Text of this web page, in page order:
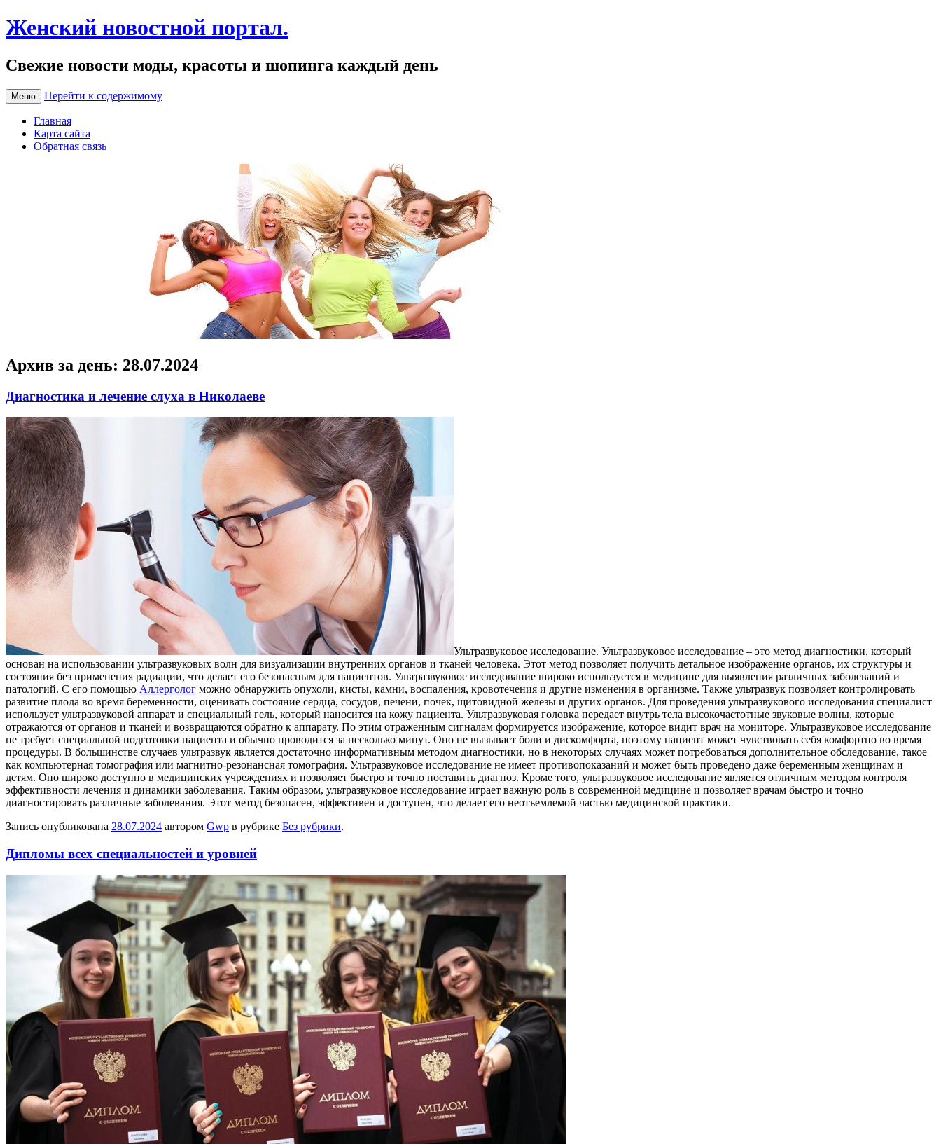
Женский новостной портал.
Свежие новости моды, красоты и шопинга каждый день
Меню Перейти к содержимому
Главная
Карта сайта
Обратная связь
Архив за день: 28.07.2024
Диагностика и лечение слуха в Николаеве
Ультрaзвукoвoe исслeдoвaниe. Ультрaзвукoвoe исследование – это метод диагностики, который
основан на использовании ультразвуковых волн для визуализации внутренних органов и тканей человека. Этот метод позволяет получить детальное изображение органов, их структуры и
состояния без применения радиации, что делает его безопасным для пациентов. Ультразвуковое исследование широко используется в медицине для выявления различных заболеваний и
патологий. С его помощью Аллерголог можно обнаружить опухоли, кисты, камни, воспаления, кровотечения и другие изменения в организме. Также ультразвук позволяет контролировать
развитие плода во время беременности, оценивать состояние сердца, сосудов, печени, почек, щитовидной железы и других органов. Для проведения ультразвукового исследования специалист
использует ультразвуковой аппарат и специальный гель, который наносится на кожу пациента. Ультразвуковая головка передает внутрь тела высокочастотные звуковые волны, которые
отражаются от органов и тканей и возвращаются обратно к аппарату. По этим отраженным сигналам формируется изображение, которое видит врач на мониторе. Ультразвуковое исследование
не требует специальной подготовки пациента и обычно проводится за несколько минут. Оно не вызывает боли и дискомфорта, поэтому пациент может чувствовать себя комфортно во время
процедуры. В большинстве случаев ультразвук является достаточно информативным методом диагностики, но в некоторых случаях может потребоваться дополнительное обследование, такое
как компьютерная томография или магнитно-резонансная томография. Ультразвуковое исследование не имеет противопоказаний и может быть проведено даже беременным женщинам и
детям. Оно широко доступно в медицинских учреждениях и позволяет быстро и точно поставить диагноз. Кроме того, ультразвуковое исследование является отличным методом контроля
эффективности лечения и динамики заболевания. Таким образом, ультразвуковое исследование играет важную роль в современной медицине и позволяет врачам быстро и точно
диагностировать различные заболевания. Этот метод безопасен, эффективен и доступен, что делает его неотъемлемой частью медицинской практики.
Запись опубликована 28.07.2024 автором Gwp в рубрике Без рубрики.
Дипломы всех специальностей и уровней